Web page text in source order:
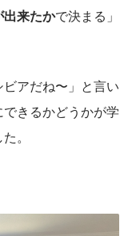
出来たかで決まる」
アだね〜」と言い
きるかどうかが学
。